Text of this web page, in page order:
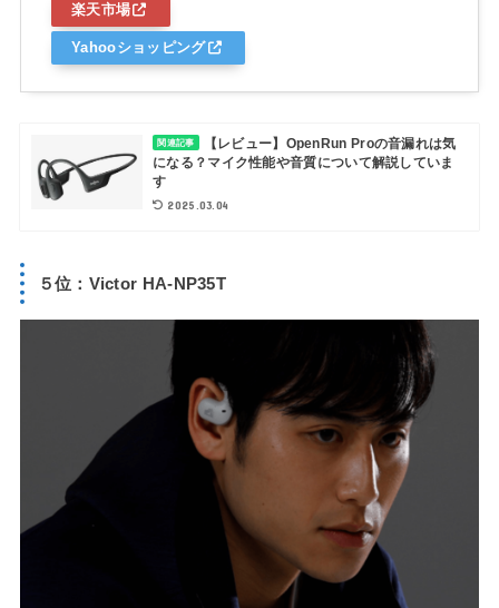
楽天市場
Yahooショッピング
関連記事
【レビュー】OpenRun Proの音漏れは気
になる？マイク性能や音質について解説していま
す
2025.03.04
５位：Victor HA-NP35T